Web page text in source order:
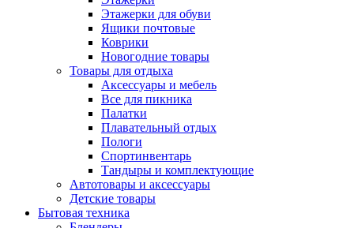
Этажерки для обуви
Ящики почтовые
Коврики
Новогодние товары
Товары для отдыха
Аксессуары и мебель
Все для пикника
Палатки
Плавательный отдых
Пологи
Спортинвентарь
Тандыры и комплектующие
Автотовары и аксессуары
Детские товары
Бытовая техника